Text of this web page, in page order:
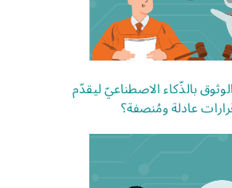
بالذّكاء الاصطناعيّ ليقدّم
عادلة ومُنصفة؟